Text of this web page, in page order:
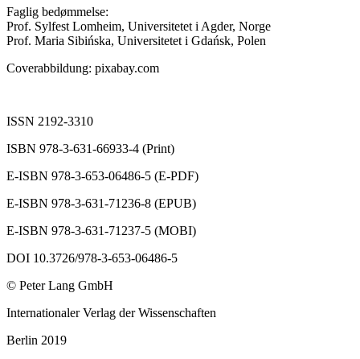
Faglig bedømmelse:
Prof. Sylfest Lomheim, Universitetet i Agder, Norge
Prof. Maria Sibińska, Universitetet i Gdańsk, Polen
Coverabbildung: pixabay.com
ISSN 2192-3310
ISBN 978-3-631-66933-4 (Print)
E-ISBN 978-3-653-06486-5 (E-PDF)
E-ISBN 978-3-631-71236-8 (EPUB)
E-ISBN 978-3-631-71237-5 (MOBI)
DOI 10.3726/978-3-653-06486-5
© Peter Lang GmbH
Internationaler Verlag der Wissenschaften
Berlin 2019